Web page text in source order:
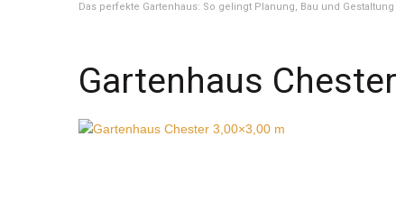
Das perfekte Gartenhaus: So gelingt Planung, Bau und
Gartenhaus